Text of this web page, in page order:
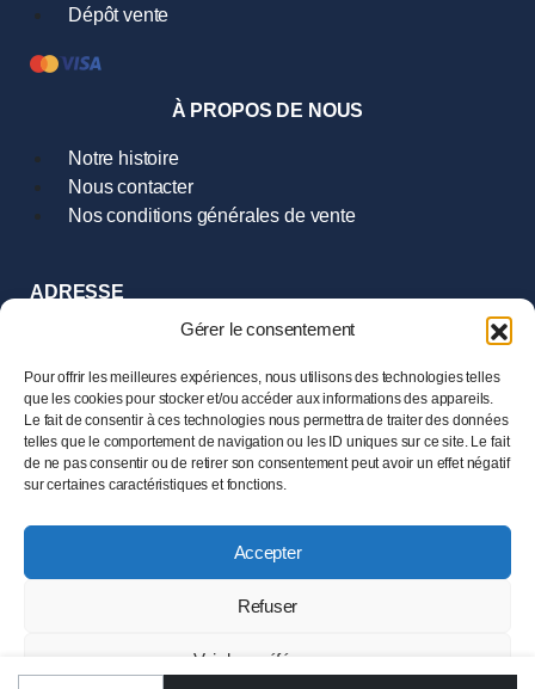
Gérer le consentement
Pour offrir les meilleures expériences, nous utilisons des technologies telles
que les cookies pour stocker et/ou accéder aux informations des appareils.
Le fait de consentir à ces technologies nous permettra de traiter des données
telles que le comportement de navigation ou les ID uniques sur ce site. Le fait
de ne pas consentir ou de retirer son consentement peut avoir un effet négatif
sur certaines caractéristiques et fonctions.
Accepter
Refuser
Voir les préférences
Dépôt vente
À PROPOS DE NOUS
Notre histoire
Nous contacter
Nos conditions générales de vente
ADRESSE
Tél :02.99.385.385
HORAIRES
Mardi au Samedi
de 11h00 à 19h00
© 2024 LESENECHAL – Tous droits réservés –
légales
ainsi que les Conditions d’utilisation